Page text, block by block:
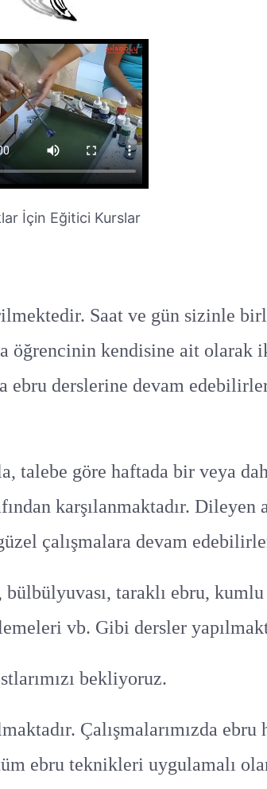
İçin Eğitici Kurslar
Saat ve gün sizinle
öğrencinin kendisine ait olarak
derslerine devam
talebe göre haftada bir veya
karşılanmaktadır.
çalışmalara devam
taraklı ebru,
vb. Gibi dersler
bekliyoruz.
Çalışmalarımızda
ebru teknikleri uygulamalı